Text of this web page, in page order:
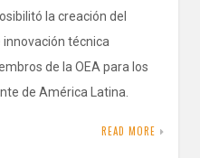
la creación del
innovación técnica
de la OEA para los
de América Latina.
READ MORE